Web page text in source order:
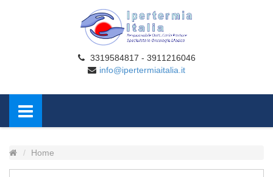
3319584817 - 3911216046
info@ipertermiaitalia.it
Home